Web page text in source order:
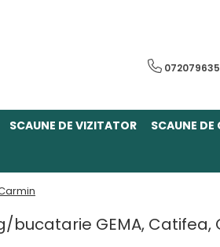
SCAUNE DE VIZITATOR
SCAUNE DE
bucatarie GEMA, Catifea,